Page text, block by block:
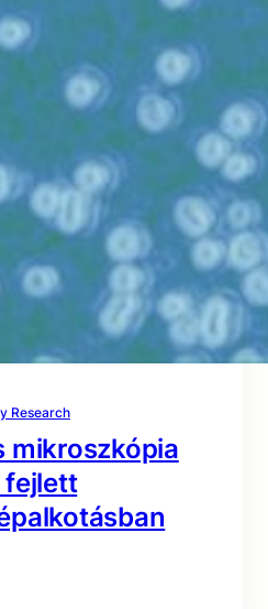
Research
mikroszkópia
fejlett